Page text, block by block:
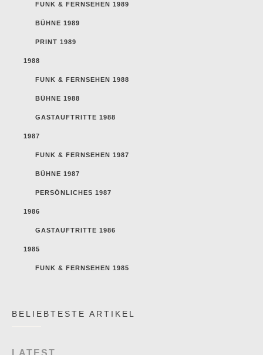
FUNK & FERNSEHEN 1989
BÜHNE 1989
PRINT 1989
1988
FUNK & FERNSEHEN 1988
BÜHNE 1988
GASTAUFTRITTE 1988
1987
FUNK & FERNSEHEN 1987
BÜHNE 1987
PERSÖNLICHES 1987
1986
GASTAUFTRITTE 1986
1985
FUNK & FERNSEHEN 1985
BELIEBTESTE ARTIKEL